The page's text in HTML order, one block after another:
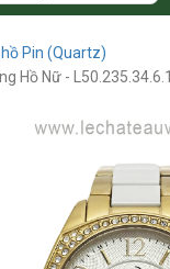
Pin (Quartz)
Hồ Nữ - L50.235.34.6.1